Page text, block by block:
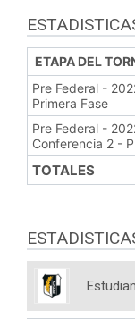
ETAPA DEL
Pre Federal -
Primera Fase
Pre Federal -
Conferencia 2 -
TOTALES